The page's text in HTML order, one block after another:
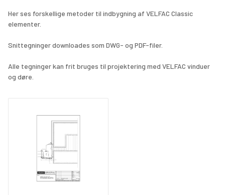
Her ses forskellige metoder til indbygning af VELFAC Classic
elementer.
Snittegninger downloades som DWG- og PDF-filer.
Alle tegninger kan frit bruges til projektering med VELFAC vinduer
og døre.